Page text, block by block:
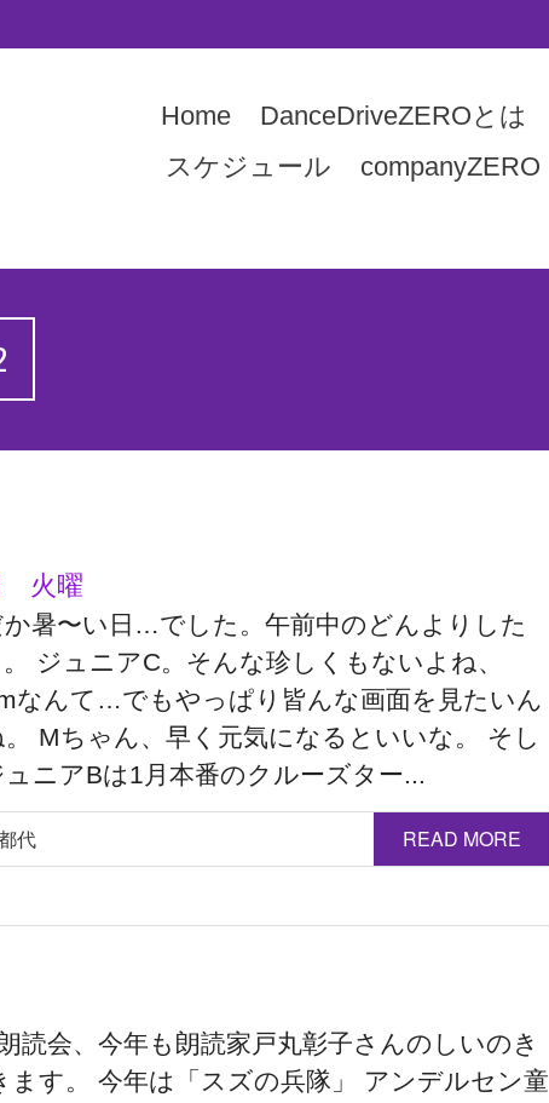
Home DanceDriveZEROとは
スケジュール
companyZERO
火曜
か暑〜い日…でした。午前中のどんよりした
ジュニアC。そんな珍しくもないよね、
なんて…でもやっぱり皆んな画面を見たいん
。 Mちゃん、早く元気になるといいな。 そし
ュニアBは1月本番のクルーズター...
代 READ MORE
読会、今年も朗読家戸丸彰子さんのしいのき
す。 今年は「スズの兵隊」 アンデルセン童